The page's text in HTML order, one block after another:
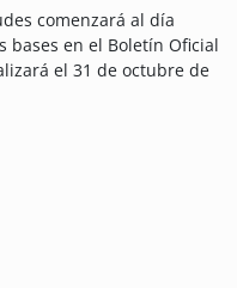
comenzará al día
bases en el Boletín Oficial
el 31 de octubre de